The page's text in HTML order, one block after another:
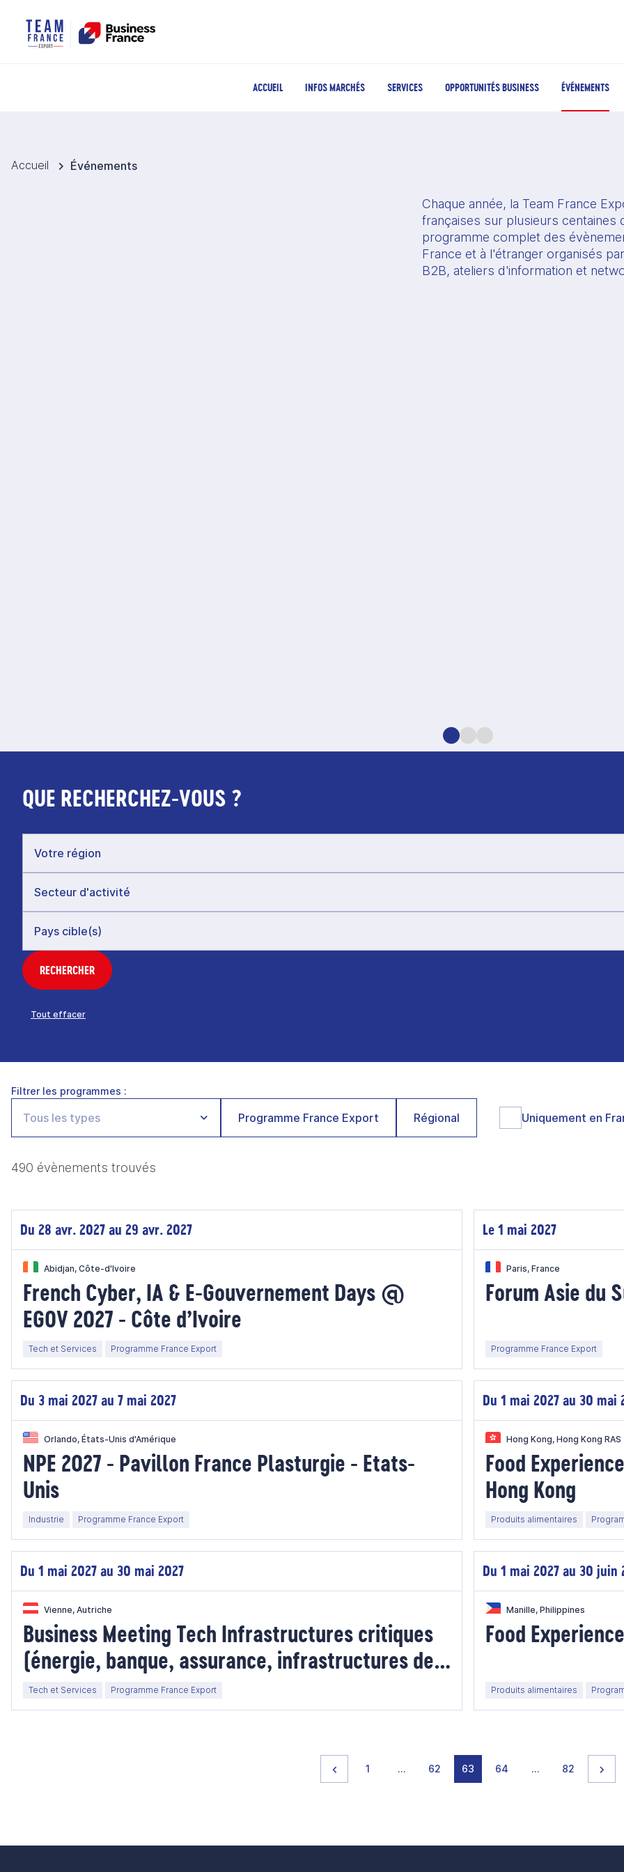
ACCUEIL INFOS MARCHÉS SERVICES OPPORTUNITÉS BUSINESS ÉVÉNEMENTS
Accueil Événements
Chaque année, la Team France
françaises sur plusieurs centaines
programme complet des
France et à l'étranger organisés
B2B, ateliers d'information et
QUE RECHERCHEZ-VOUS ?
RECHERCHER
Tout effacer
Filtrer les programmes :
Programme France Export Régional Uniquement en
490 évènements trouvés
Du 28 avr. 2027 au 29 avr. 2027
Abidjan, Côte-d'Ivoire
French Cyber, IA & E-Gouvernement Days @
EGOV 2027 - Côte d’Ivoire
Tech et Services Programme France Export
Le 1 mai 2027
Paris, France
Forum Asie du
Programme France Export
Du 3 mai 2027 au 7 mai 2027
Orlando, États-Unis d'Amérique
NPE 2027 - Pavillon France Plasturgie - Etats-
Unis
Industrie Programme France Export
Du 1 mai 2027 au 30 mai
Hong Kong, Hong Kong RAS
Food
Hong Kong
Produits alimentaires
Du 1 mai 2027 au 30 mai 2027
Vienne, Autriche
Business Meeting Tech Infrastructures critiques
(énergie, banque, assurance, infrastructures de
transport) 2027 - Autriche
Tech et Services Programme France Export
Du 1 mai 2027 au 30 juin
Manille, Philippines
Food
Produits alimentaires
Page précédente
page
1 … page
62 page
63 page
64 … page
82